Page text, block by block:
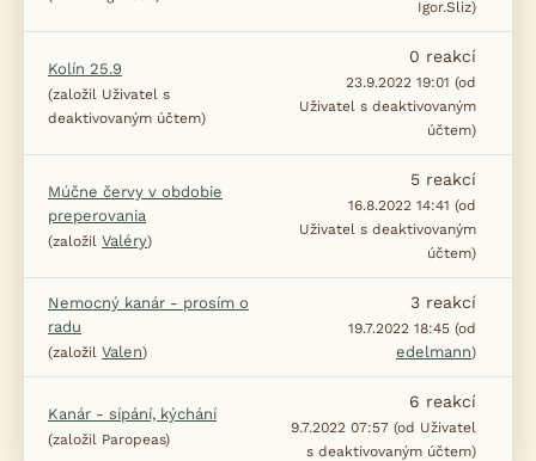
Igor.Sliz)
Kolín 25.9
(založil Uživatel s
deaktivovaným účtem)
0 reakcí
23.9.2022 19:01 (od
Uživatel s deaktivovaným
účtem)
Múčne červy v obdobie
preperovania
(založil Valéry)
5 reakcí
16.8.2022 14:41 (od
Uživatel s deaktivovaným
účtem)
Nemocný kanár - prosím o
radu
(založil Valen)
3 reakcí
19.7.2022 18:45 (od
edelmann)
Kanár - sípání, kýchání
(založil Paropeas)
6 reakcí
9.7.2022 07:57 (od Uživatel
s deaktivovaným účtem)